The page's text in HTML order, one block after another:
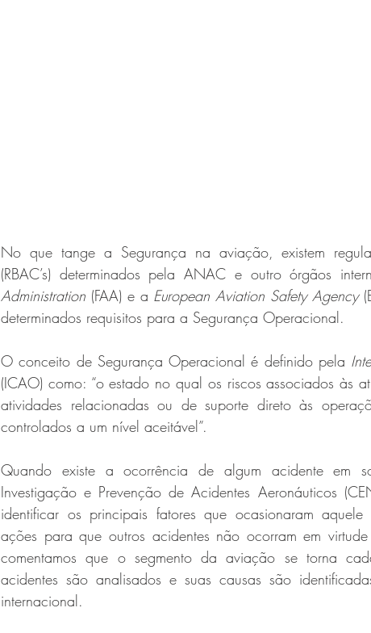
No que tange a Segurança na aviação, existem
(RBAC’s) determinados pela ANAC e outro órgãos
Administration (FAA) e a European Aviation Safety Agency
determinados requisitos para a Segurança Operacional.
O conceito de Segurança Operacional é definido pela
(ICAO) como: “o estado no qual os riscos associados às
atividades relacionadas ou de suporte direto às
controlados a um nível aceitável”.
Quando existe a ocorrência de algum acidente em
Investigação e Prevenção de Acidentes Aeronáuticos
identificar os principais fatores que ocasionaram
ações para que outros acidentes não ocorram em
comentamos que o segmento da aviação se torna
acidentes são analisados e suas causas são
internacional.